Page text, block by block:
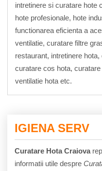
intretinere si curatare hote
hote profesionale, hote
functionarea eficienta a
ventilatie, curatare filtre
restaurant, intretinere
curatare cos hota,
ventilatie hota etc.
IGIENA SERV
Curatare Hota Craiova
informatii utile despre